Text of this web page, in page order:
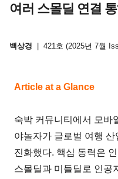
여러 스몰딜 연결
백상경 421호 (2025년 7월
Article at a Glance
숙박 커뮤니티에서 모바
야놀자가 글로벌 여행
진화했다. 핵심 동력은
스몰딜과 미들딜로 인공